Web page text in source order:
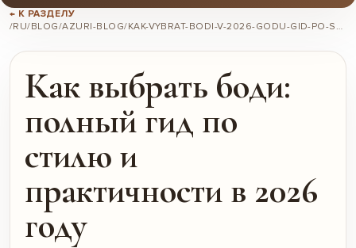
← К РАЗДЕЛУ
/RU/BLOG/AZURI-BLOG/KAK-VYBRAT-BODI-V-2026-GODU-GID-PO-STILIU-I-PRAKTICHNYM-SOCHETANIIAM/
Как выбрать боди:
полный гид по
стилю и
практичности в 2026
году